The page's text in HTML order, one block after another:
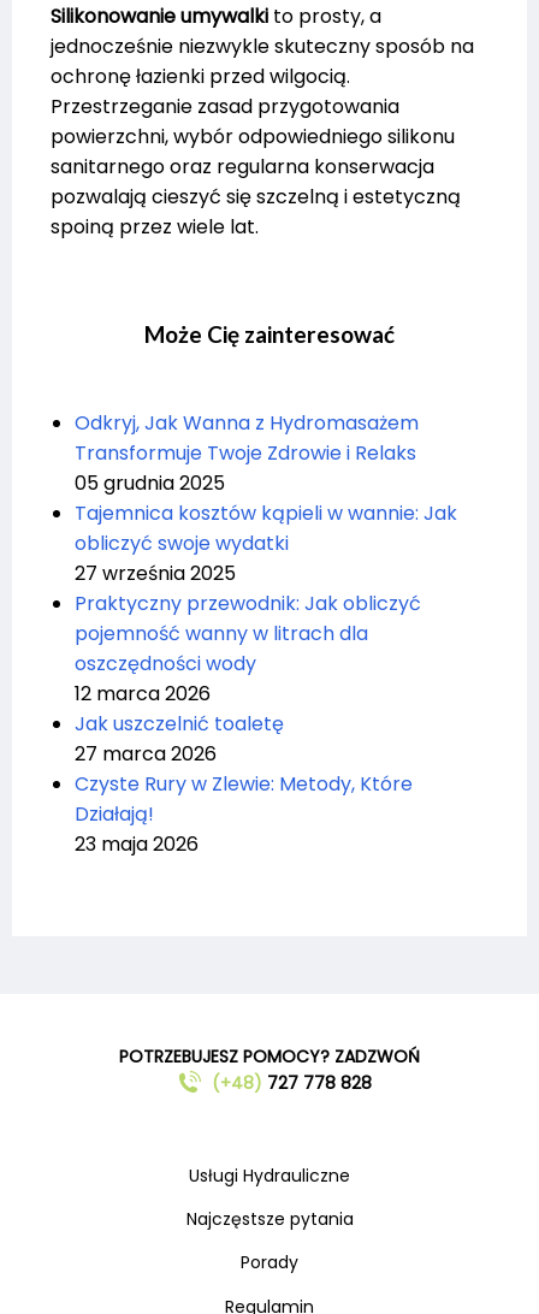
Silikonowanie umywalki to prosty, a
jednocześnie niezwykle skuteczny sposób na
ochronę łazienki przed wilgocią.
Przestrzeganie zasad przygotowania
powierzchni, wybór odpowiedniego silikonu
sanitarnego oraz regularna konserwacja
pozwalają cieszyć się szczelną i estetyczną
spoiną przez wiele lat.
Może Cię zainteresować
Odkryj, Jak Wanna z Hydromasażem
Transformuje Twoje Zdrowie i Relaks
05 grudnia 2025
Tajemnica kosztów kąpieli w wannie: Jak
obliczyć swoje wydatki
27 września 2025
Praktyczny przewodnik: Jak obliczyć
pojemność wanny w litrach dla
oszczędności wody
12 marca 2026
Jak uszczelnić toaletę
27 marca 2026
Czyste Rury w Zlewie: Metody, Które
Działają!
23 maja 2026
POTRZEBUJESZ POMOCY? ZADZWOŃ
(+48) 727 778 828
Usługi Hydrauliczne
Najczęstsze pytania
Porady
Regulamin